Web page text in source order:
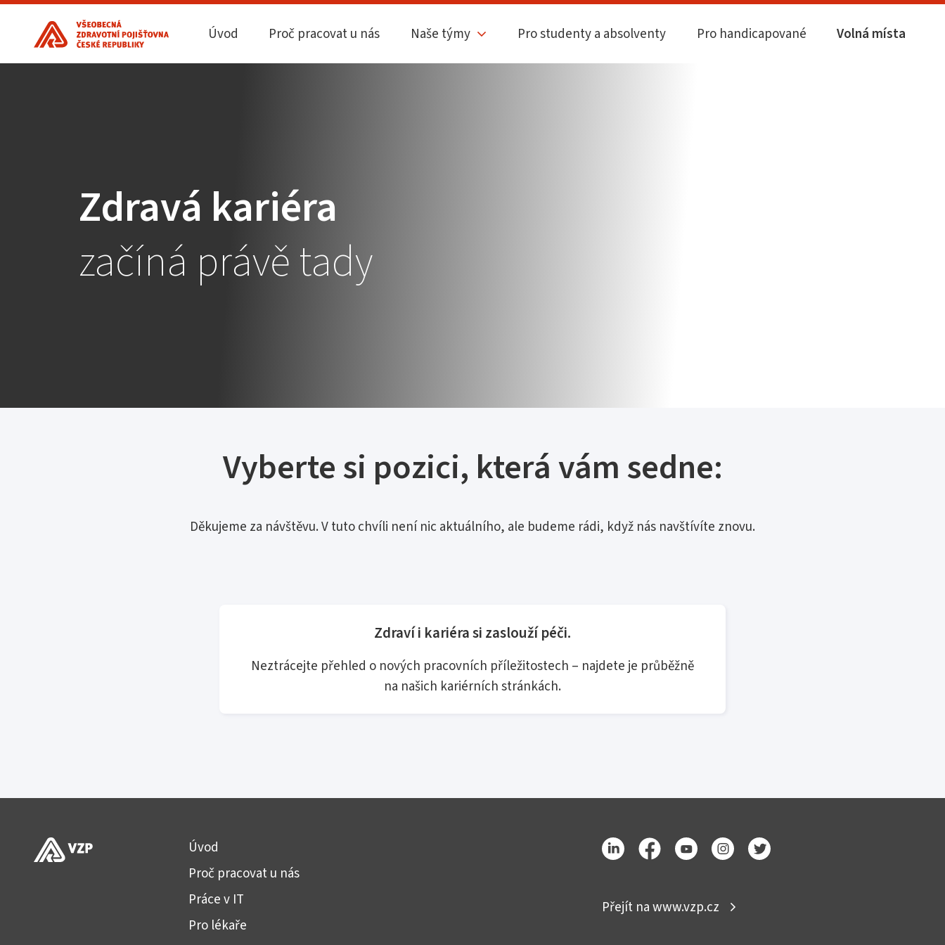
Úvod Proč pracovat u nás Naše týmy Pro studenty a absolventy Pro handicapované Volná místa
Zdravá kariéra
začíná právě tady
Vyberte si pozici, která vám sedne:
Děkujeme za návštěvu. V tuto chvíli není nic aktuálního, ale budeme rádi, když nás navštívíte znovu.
Zdraví i kariéra si zaslouží péči.
Neztrácejte přehled o nových pracovních příležitostech – najdete je průběžně
na našich kariérních stránkách.
Úvod
Proč pracovat u nás
Práce v IT
Pro lékaře
Přejít na www.vzp.cz